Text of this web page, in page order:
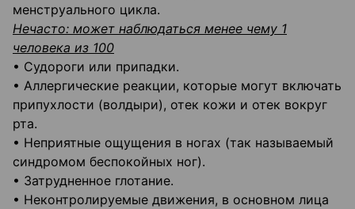
менструального цикла.
Нечасто: может наблюдаться менее чему 1
человека из 100
• Судороги или припадки.
• Аллергические реакции, которые могут включать
припухлости (волдыри), отек кожи и отек вокруг
рта.
• Неприятные ощущения в ногах (так называемый
синдромом беспокойных ног).
• Затрудненное глотание.
• Неконтролируемые движения, в основном лица